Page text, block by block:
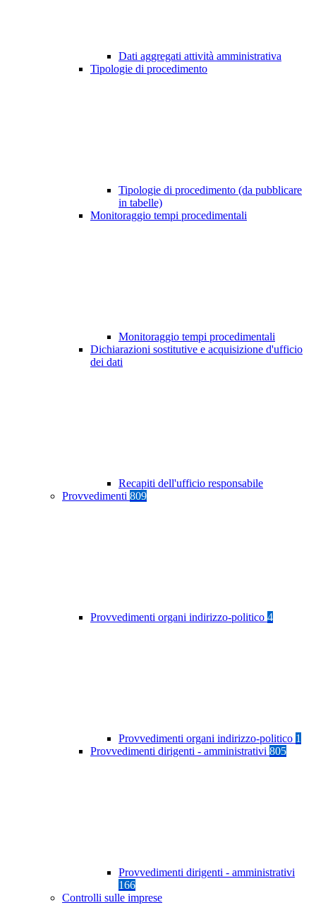
Dati aggregati attività amministrativa
Tipologie di procedimento
Tipologie di procedimento (da pubblicare
in tabelle)
Monitoraggio tempi procedimentali
Monitoraggio tempi procedimentali
Dichiarazioni sostitutive e acquisizione d'ufficio
dei dati
Recapiti dell'ufficio responsabile
Provvedimenti 809
Provvedimenti organi indirizzo-politico 4
Provvedimenti organi indirizzo-politico 1
Provvedimenti dirigenti - amministrativi 805
Provvedimenti dirigenti - amministrativi
166
Controlli sulle imprese